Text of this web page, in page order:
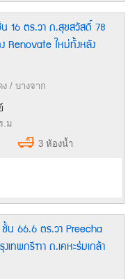
16 ตร.วา ถ.สุขสวัสดิ์ 78
Renovate ใหม่ทั้งหลัง
/ บางจาก
.ม
3 ห้องน้ำ
น 66.6 ตร.วา Preecha
เทพกรีฑา ถ.เคหะร่มเกล้า